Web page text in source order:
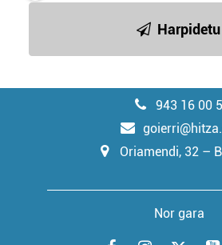
Harpidetu
943 16 00
Oriamendi, 32 –
Nor gara